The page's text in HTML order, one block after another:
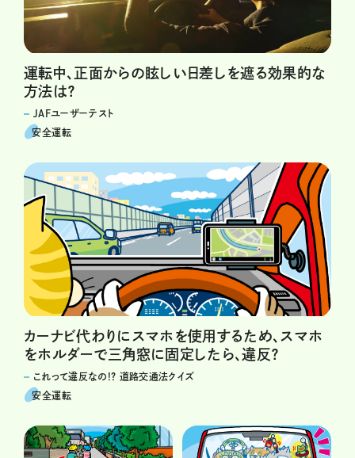
運転中、正面からの眩しい日差しを遮る効果的な
方法は？
JAFユーザーテスト
安全運転
カーナビ代わりにスマホを使用するため、スマホ
をホルダーで三角窓に固定したら、違反？
これって違反なの!? 道路交通法クイズ
安全運転